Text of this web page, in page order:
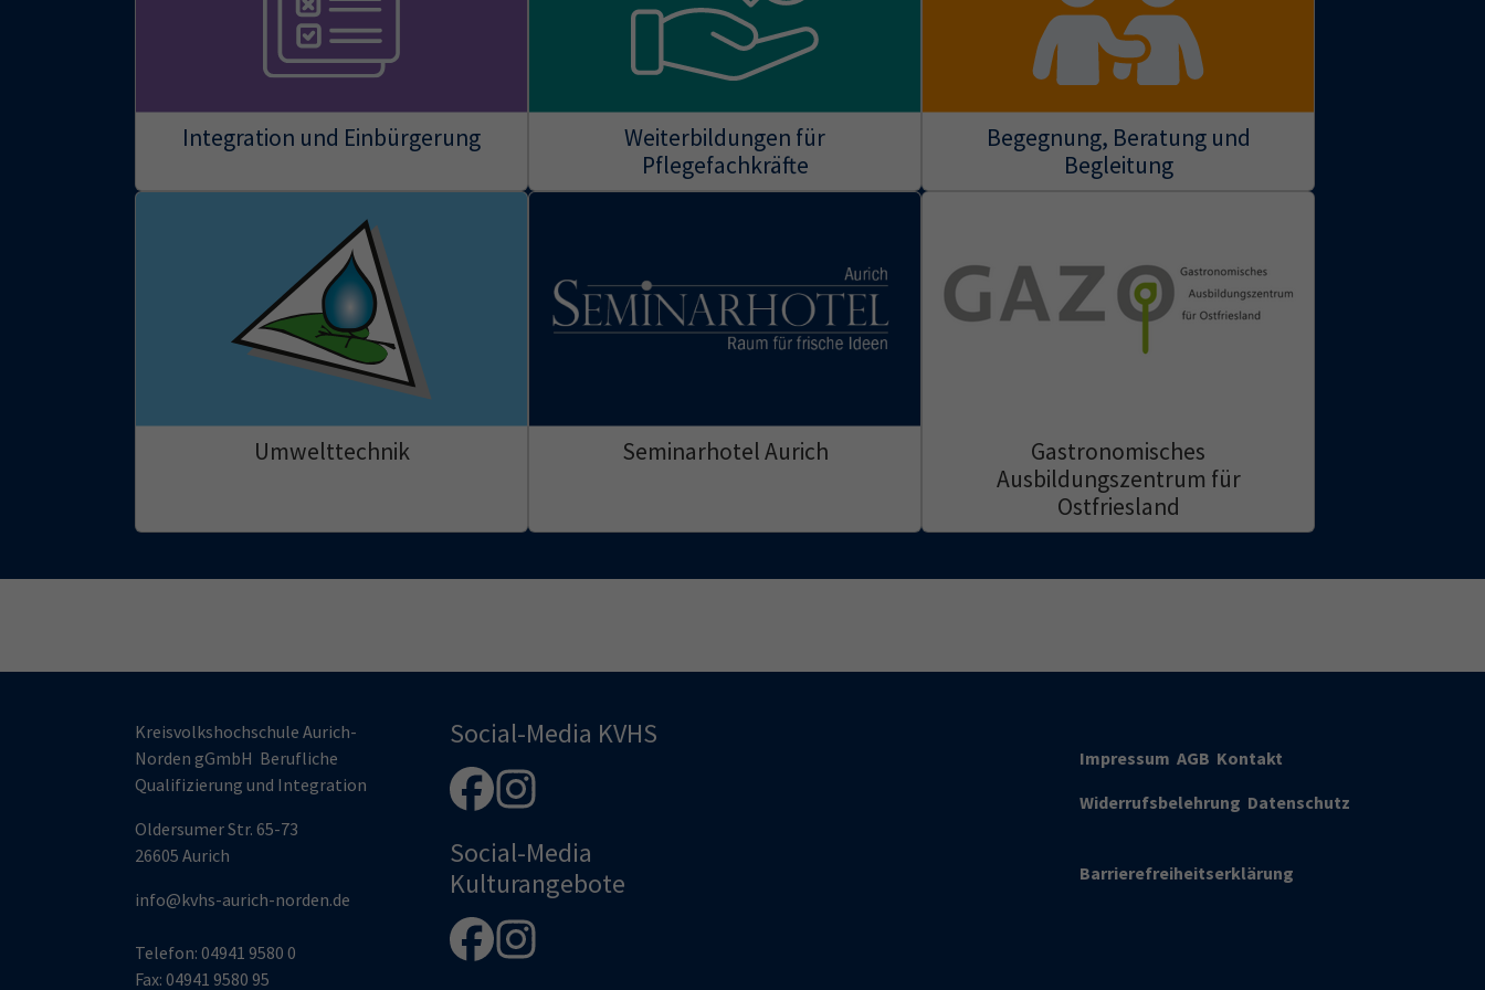
Integration und Einbürgerung
Weiterbildungen für
Pflegefachkräfte
Begegnung, Beratung und
Begleitung
Umwelttechnik Seminarhotel Aurich
Gastronomisches
Ausbildungszentrum für
Ostfriesland
Kreisvolkshochschule Aurich-
Norden gGmbH Berufliche
Qualifizierung und Integration
Oldersumer Str. 65-73
26605 Aurich
info@kvhs-aurich-norden.de
Telefon: 04941 9580 0
Fax: 04941 9580 95
Social-Media KVHS
Social-Media
Kulturangebote
Impressum AGB Kontakt
Widerrufsbelehrung Datenschutz
Barrierefreiheitserklärung